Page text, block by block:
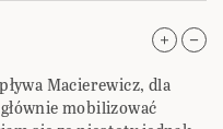
Macierewicz, dla
mobilizować